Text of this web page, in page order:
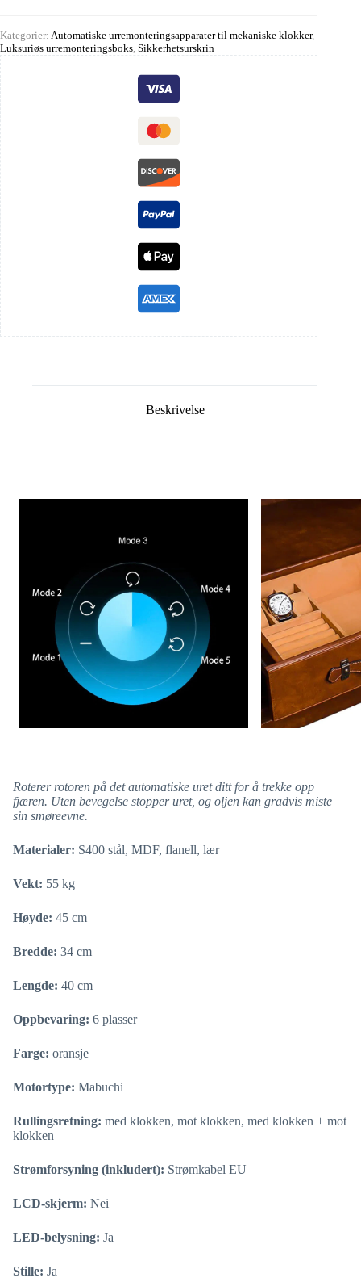
Kategorier: Automatiske urremonteringsapparater til mekaniske klokker,
Luksuriøs urremonteringsboks Sikkerhetsurskrin
Beskrivelse
Roterer rotoren på det automatiske uret ditt for å trekke opp
fjæren. Uten bevegelse stopper uret, og oljen kan gradvis miste
sin smøreevne.
Materialer: S400 stål, MDF, flanell, lær
Vekt: 55 kg
Høyde: 45 cm
Bredde: 34 cm
Lengde: 40 cm
Oppbevaring: 6 plasser
Farge: oransje
Motortype: Mabuchi
Rullingsretning: med klokken, mot klokken, med klokken + mot
klokken
Strømforsyning (inkludert): Strømkabel EU
LCD-skjerm: Nei
LED-belysning: Ja
Stille: Ja